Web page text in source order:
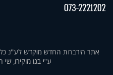
073-2221202
אתר הידברות החדש מוקדש לע"נ
ע"י בנו מוקירו, שי